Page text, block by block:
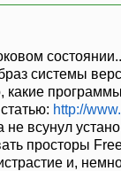
системы
какие
http://
не всунул
просторы
и,